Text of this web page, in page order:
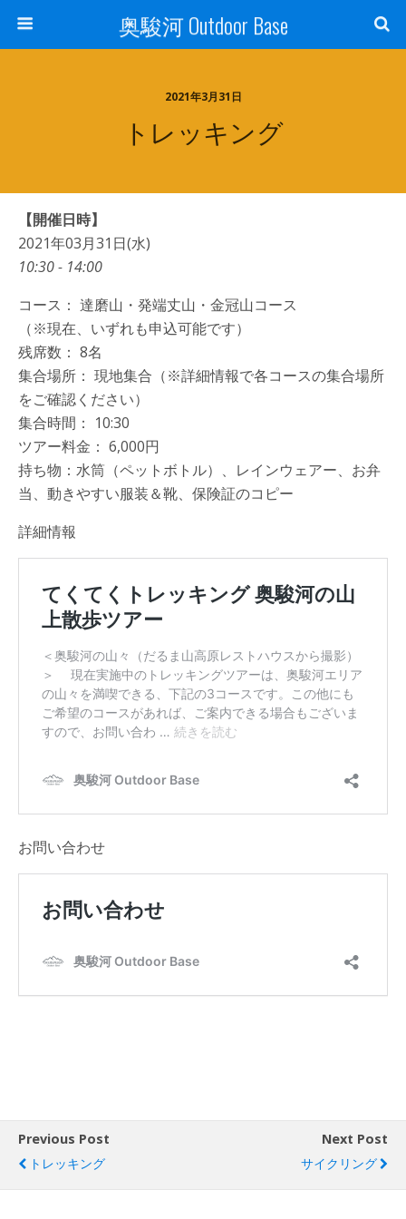
奥駿河 Outdoor Base
2021年3月31日
トレッキング
【開催日時】
2021年03月31日(水)
10:30 - 14:00
コース： 達磨山・発端丈山・金冠山コース
（※現在、いずれも申込可能です）
残席数： 8名
集合場所： 現地集合（※詳細情報で各コースの集合場所
をご確認ください）
集合時間： 10:30
ツアー料金： 6,000円
持ち物：水筒（ペットボトル）、レインウェアー、お弁
当、動きやすい服装＆靴、保険証のコピー
詳細情報
お問い合わせ
Previous Post
トレッキング
Next Post
サイクリング